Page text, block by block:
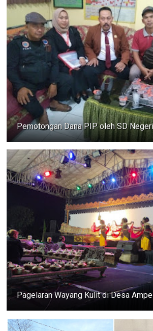
Pemotongan Dana PIP oleh SD
Pagelaran Wayang Kulit di Desa